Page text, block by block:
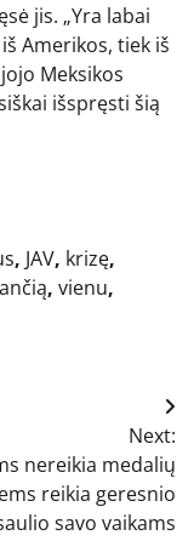
jis. „Yra labai
Amerikos, tiek iš
Meksikos
išspręsti šią
, JAV, krizę,
, vienu,
Next:
nereikia medalių
reikia geresnio
savo vaikams